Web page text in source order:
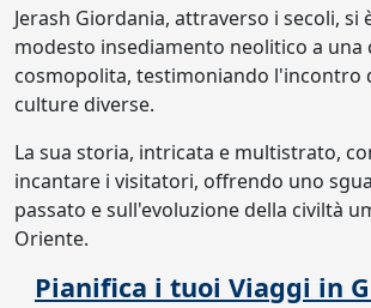
Jerash Giordania, attraverso i secoli, si
modesto insediamento neolitico a una
cosmopolita, testimoniando l'incontro
culture diverse.
La sua storia, intricata e multistrato,
incantare i visitatori, offrendo uno
passato e sull'evoluzione della civiltà
Oriente.
Pianifica i tuoi Viaggi in